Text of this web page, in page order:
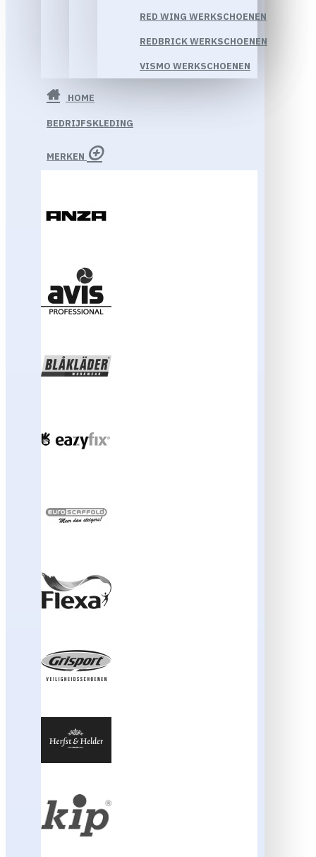
RED WING WERKSCHOENEN
REDBRICK WERKSCHOENEN
VISMO WERKSCHOENEN
HOME
BEDRIJFSKLEDING
MERKEN